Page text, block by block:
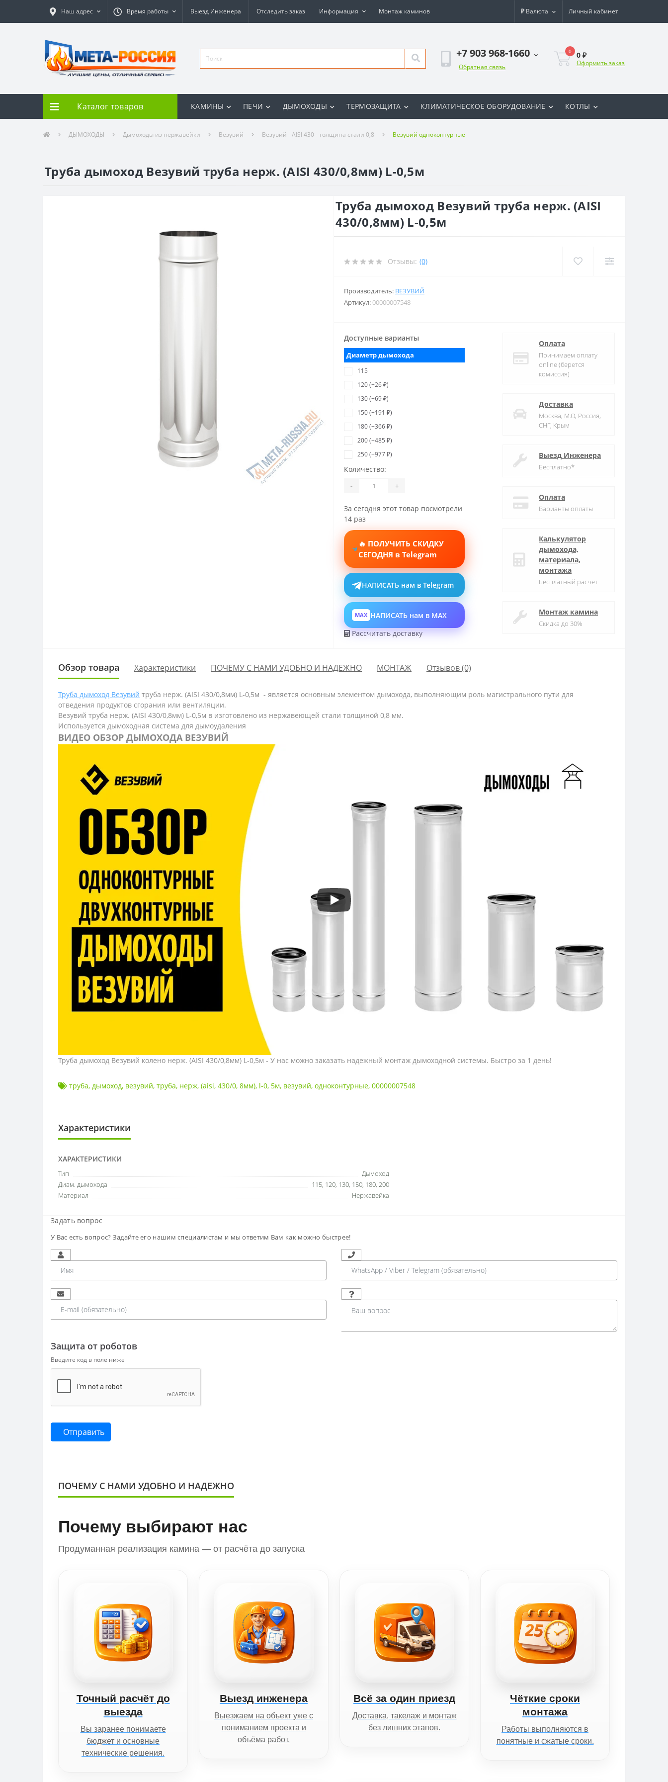
Наш адрес Время работы Выезд Инженера Отследить заказ Информация Монтаж каминов ₽ Валюта Личный кабинет
+7 903 968-1660
Обратная связь
0 0 ₽
Оформить заказ
Каталог товаров КАМИНЫ ПЕЧИ ДЫМОХОДЫ ТЕРМОЗАЩИТА КЛИМАТИЧЕСКОЕ ОБОРУДОВАНИЕ КОТЛЫ
ДЫМОХОДЫ Дымоходы из нержавейки Везувий Везувий - AISI 430 - толщина стали 0,8 Везувий одноконтурные
Труба дымоход Везувий труба нерж. (AISI 430/0,8мм) L-0,5м
Труба дымоход Везувий труба нерж. (AISI
430/0,8мм) L-0,5м
Отзывы: (0)
Производитель: ВЕЗУВИЙ
Артикул:00000007548
Доступные варианты
Диаметр дымохода
115
120 (+26 ₽)
130 (+69 ₽)
150 (+191 ₽)
180 (+366 ₽)
200 (+485 ₽)
250 (+977 ₽)
Количество:
- +
За сегодня этот товар посмотрели
14 раз
🔥 ПОЛУЧИТЬ СКИДКУ
СЕГОДНЯ в Telegram
НАПИСАТЬ нам в Telegram
MAX НАПИСАТЬ нам в MAX
Рассчитать доставку
Оплата
Принимаем оплату
online (берется
комиссия)
Доставка
Москва, М.О, Россия,
СНГ, Крым
Выезд Инженера
Бесплатно*
Оплата
Варианты оплаты
Калькулятор
дымохода,
материала,
монтажа
Бесплатный расчет
Монтаж камина
Скидка до 30%
Обзор товара Характеристики ПОЧЕМУ С НАМИ УДОБНО И НАДЕЖНО МОНТАЖ Отзывов (0)
Труба дымоход Везувий труба нерж. (AISI 430/0,8мм) L-0,5м - является основным элементом дымохода, выполняющим роль магистрального пути для
отведения продуктов сгорания или вентиляции.
Везувий труба нерж. (AISI 430/0,8мм) L-0,5м в изготовлено из нержавеющей стали толщиной 0,8 мм.
Используется дымоходная система для дымоудаления
ВИДЕО ОБЗОР ДЫМОХОДА ВЕЗУВИЙ
Труба дымоход Везувий колено нерж. (AISI 430/0,8мм) L-0,5м - У нас можно заказать надежный монтаж дымоходной системы. Быстро за 1 день!
труба, дымоход, везувий, труба, нерж, (aisi, 430/0, 8мм), l-0, 5м, везувий, одноконтурные, 00000007548
Характеристики
ХАРАКТЕРИСТИКИ
Тип
Дымоход
Диам. дымохода
115, 120, 130, 150, 180, 200
Материал
Нержавейка
Задать вопрос
У Вас есть вопрос? Задайте его нашим специалистам и мы ответим Вам как можно быстрее!
Защита от роботов
Введите код в поле ниже
Отправить
ПОЧЕМУ С НАМИ УДОБНО И НАДЕЖНО
Почему выбирают нас
Продуманная реализация камина — от расчёта до запуска
Точный расчёт до
выезда
Вы заранее понимаете
бюджет и основные
технические решения.
Выезд инженера
Выезжаем на объект уже с
пониманием проекта и
объёма работ.
Всё за один приезд
Доставка, такелаж и монтаж
без лишних этапов.
Чёткие сроки
монтажа
Работы выполняются в
понятные и сжатые сроки.